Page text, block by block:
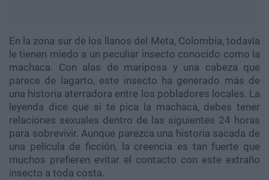
En la zona sur de los llanos del Meta, Colombia, todavía
le tienen miedo a un peculiar insecto conocido como la
machaca. Con alas de mariposa y una cabeza que
parece de lagarto, este insecto ha generado más de
una historia aterradora entre los pobladores locales. La
leyenda dice que si te pica la machaca, debes tener
relaciones sexuales dentro de las siguientes 24 horas
para sobrevivir. Aunque parezca una historia sacada de
una película de ficción, la creencia es tan fuerte que
muchos prefieren evitar el contacto con este extraño
insecto a toda costa.